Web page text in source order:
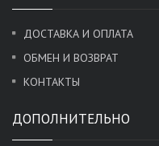
ДОСТАВКА И ОПЛАТА
ОБМЕН И ВОЗВРАТ
КОНТАКТЫ
ДОПОЛНИТЕЛЬНО